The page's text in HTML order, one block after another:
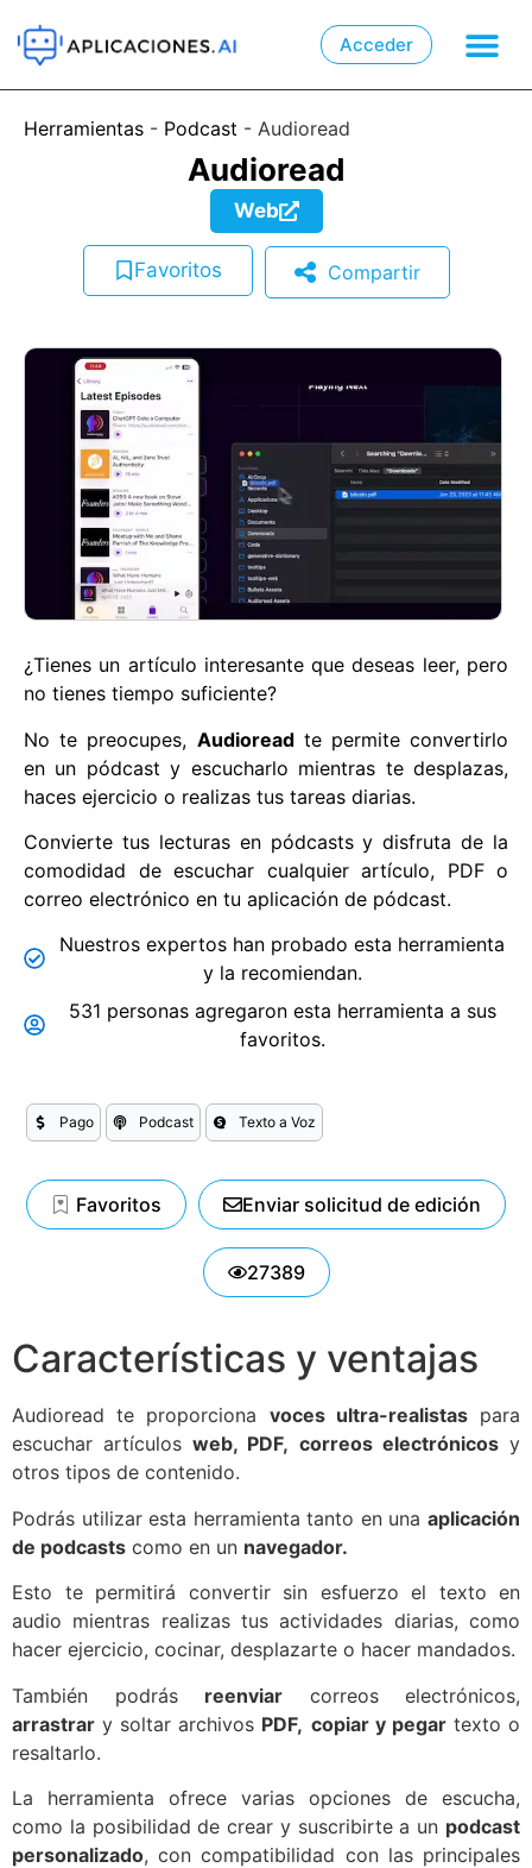
Acceder
Herramientas - Podcast - Audioread
Audioread
Web
Favoritos Compartir
¿Tienes un artículo interesante que deseas leer, pero
no tienes tiempo suficiente?
No te preocupes, Audioreadte permite convertirlo
en un pódcast y escucharlo mientras te desplazas,
haces ejercicio o realizas tus tareas diarias.
Convierte tus lecturas en pódcasts y disfruta de la
comodidad de escuchar cualquier artículo, PDF o
correo electrónico en tu aplicación de pódcast.
Nuestros expertos han probado esta herramienta
y la recomiendan.
531 personas agregaron esta herramienta a sus
favoritos.
Pago Podcast Texto a Voz
Favoritos Enviar solicitud de edición
27389
Características y ventajas
Audioread te proporciona voces ultra-realistaspara
escuchar artículos web, PDF, correos electrónicos y
otros tipos de contenido.
Podrás utilizar esta herramienta tanto en una aplicación
de podcasts como en un navegador.
Esto te permitirá convertir sin esfuerzo el texto en
audio mientras realizas tus actividades diarias, como
hacer ejercicio, cocinar, desplazarte o hacer mandados.
También podrás reenviar correos electrónicos,
arrastrar y soltar archivos PDF, copiar y pegartexto o
resaltarlo.
La herramienta ofrece varias opciones de escucha,
como la posibilidad de crear y suscribirte a un podcast
personalizado, con compatibilidad con las principales